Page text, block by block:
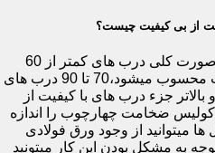
از بی کیفیت چیست؟
اولین راه وزن درب هست که به صورت کلی درب های کمتر از 60
کیلوگرم جزء درب های بی کیفیت محسوب میشود،70 تا 90 درب های
90 کیلوگرم و بالاتر جزء درب های با کیفیت از
کولیس ضخامت چهارچوب را اندازه
میتوانید از وجود ورق فولادی
به مشکل بودن این کار میتونید